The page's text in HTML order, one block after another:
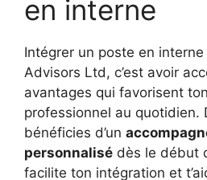
en interne
Intégrer un poste en
Advisors Ltd, c’est avoir
avantages qui favorisent
professionnel au quotidien.
bénéficies d’un
personnalisé dès le début
facilite ton intégration et